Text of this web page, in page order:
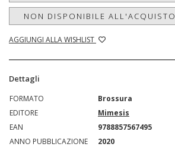
NON DISPONIBILE ALL'ACQUISTO
AGGIUNGI ALLA WISHLIST
Dettagli
FORMATO
Brossura
EDITORE
Mimesis
EAN
9788857567495
ANNO PUBBLICAZIONE
2020